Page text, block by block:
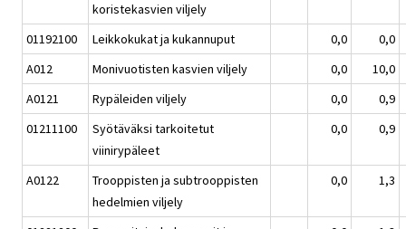
koristekasvien viljely
01192100 Leikkokukat ja kukannuput 0,0
0,0
A012
Monivuotisten kasvien viljely 0,0
10,0
A0121
Rypäleiden viljely 0,0
0,9
01211100
Syötäväksi tarkoitetut
viinirypäleet
0,0 0,9
A0122
Trooppisten ja subtrooppisten
hedelmien viljely
0,0 1,3